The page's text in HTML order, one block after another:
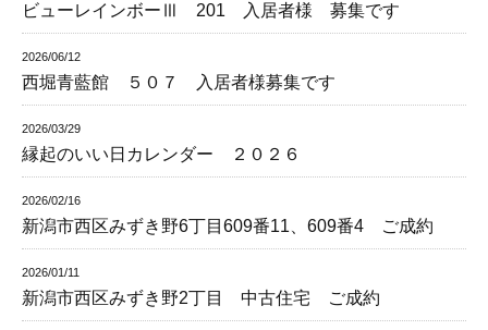
ビューレインボーⅢ 201 入居者様 募集です
2026/06/12
西堀青藍館 ５０７ 入居者様募集です
2026/03/29
縁起のいい日カレンダー ２０２６
2026/02/16
新潟市西区みずき野6丁目609番11、609番4 ご成約
2026/01/11
新潟市西区みずき野2丁目 中古住宅 ご成約